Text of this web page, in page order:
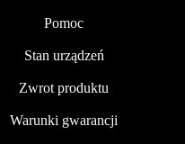
Pomoc
Stan urządzeń
Zwrot produktu
Warunki gwarancji